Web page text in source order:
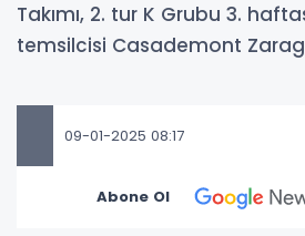
Takımı, 2. tur K Grubu 3.
temsilcisi Casademont
09-01-2025 08:17
Abone Ol